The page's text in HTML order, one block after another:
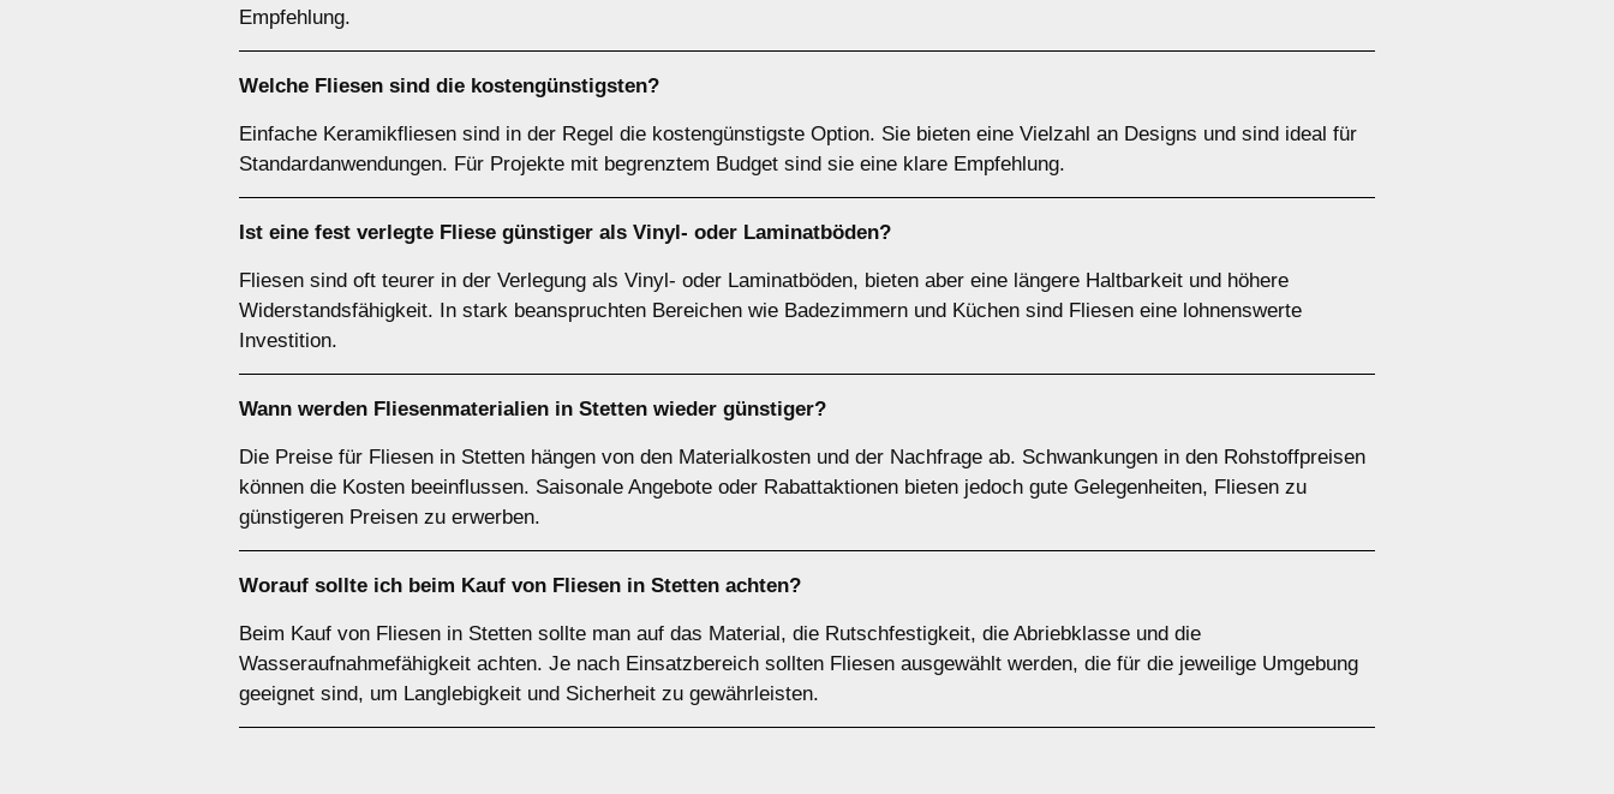
Empfehlung.
Welche Fliesen sind die kostengünstigsten?
Einfache Keramikfliesen sind in der Regel die kostengünstigste Option. Sie bieten eine Vielzahl an Designs und sind ideal für
Standardanwendungen. Für Projekte mit begrenztem Budget sind sie eine klare Empfehlung.
Ist eine fest verlegte Fliese günstiger als Vinyl- oder Laminatböden?
Fliesen sind oft teurer in der Verlegung als Vinyl- oder Laminatböden, bieten aber eine längere Haltbarkeit und höhere
Widerstandsfähigkeit. In stark beanspruchten Bereichen wie Badezimmern und Küchen sind Fliesen eine lohnenswerte
Investition.
Wann werden Fliesenmaterialien in Stetten wieder günstiger?
Die Preise für Fliesen in Stetten hängen von den Materialkosten und der Nachfrage ab. Schwankungen in den Rohstoffpreisen
können die Kosten beeinflussen. Saisonale Angebote oder Rabattaktionen bieten jedoch gute Gelegenheiten, Fliesen zu
günstigeren Preisen zu erwerben.
Worauf sollte ich beim Kauf von Fliesen in Stetten achten?
Beim Kauf von Fliesen in Stetten sollte man auf das Material, die Rutschfestigkeit, die Abriebklasse und die
Wasseraufnahmefähigkeit achten. Je nach Einsatzbereich sollten Fliesen ausgewählt werden, die für die jeweilige Umgebung
geeignet sind, um Langlebigkeit und Sicherheit zu gewährleisten.